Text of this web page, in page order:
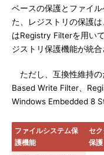
ベースの保護とファイ
た、レジストリの保護
はRegistry Filterを用い
ジストリ保護機能が統合
ただし、互換性維持
Based Write Filter、
Windows Embedded 8
ファイルシステム保
護機能
セ
保護